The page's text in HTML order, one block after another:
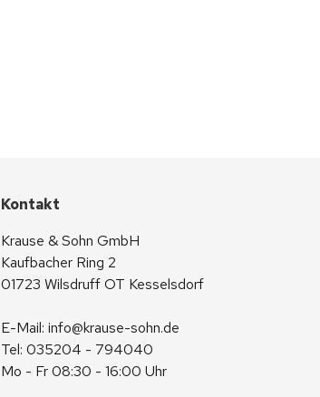
Kontakt
Krause & Sohn GmbH
Kaufbacher Ring 2
01723 Wilsdruff OT Kesselsdorf
E-Mail: info@krause-sohn.de
Tel: 035204 - 794040
Mo - Fr 08:30 - 16:00 Uhr